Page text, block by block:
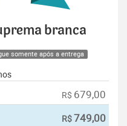
branca
somente após a entrega
R$ 679,00
R$749,00